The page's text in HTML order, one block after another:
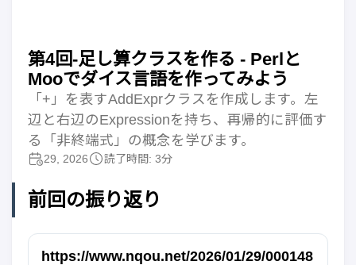
第4回-足し算クラスを作る - Perlと
Mooでダイス言語を作ってみよう
「+」を表すAddExprクラスを作成します。左
辺と右辺のExpressionを持ち、再帰的に評価す
る「非終端式」の概念を学びます。
29, 2026 読了時間: 3分
前回の振り返り
https://www.nqou.net/2026/01/29/000148